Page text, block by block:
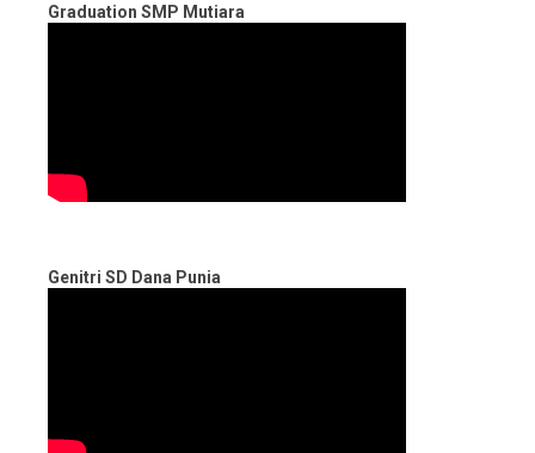
Graduation SMP Mutiara
Genitri SD Dana Punia